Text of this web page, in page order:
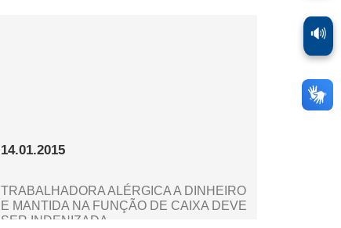
14.01.2015
TRABALHADORA ALÉRGICA A DINHEIRO
E MANTIDA NA FUNÇÃO DE CAIXA DEVE
SER INDENIZADA
🔊